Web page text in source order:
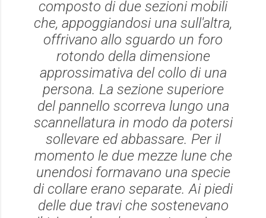
composto di due sezioni mobili
che, appoggiandosi una sull'altra,
offrivano allo sguardo un foro
rotondo della dimensione
approssimativa del collo di una
persona. La sezione superiore
del pannello scorreva lungo una
scannellatura in modo da potersi
sollevare ed abbassare. Per il
momento le due mezze lune che
unendosi formavano una specie
di collare erano separate. Ai piedi
delle due travi che sostenevano